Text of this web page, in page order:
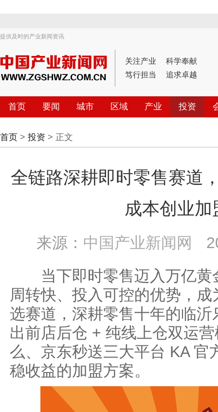
提供及时的产业新闻资讯
关注产业
科学奉献
笃行担当
追求卓越
首页 要闻 城市 区域 产业 投资
首页 > 投资 > 正文
全链路深耕即时零售赛道
成本创业加
来源： 中国产业新闻网
当下即时零售迈入万亿黄
周转快、投入可控的优势，
选赛道，深耕零售十年的临
出前店后仓 + 纯线上仓双运
么、京东秒送三大平台 KA 官
稳收益的加盟方案。